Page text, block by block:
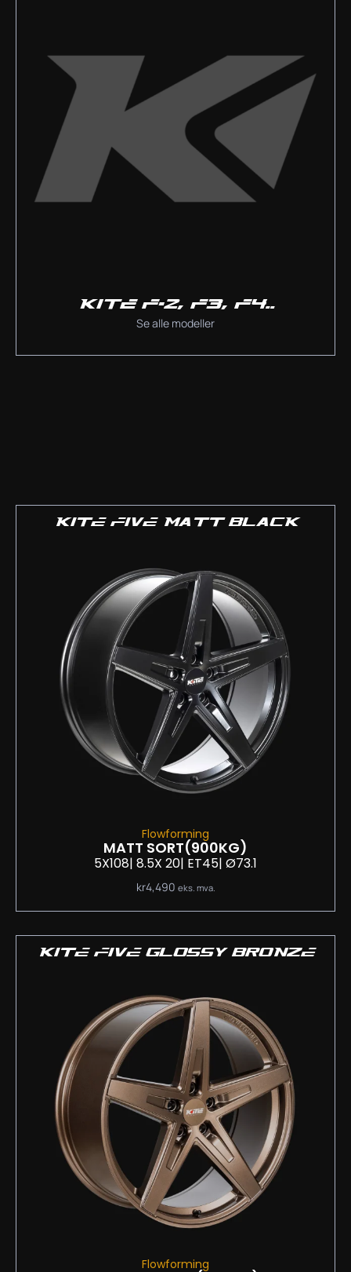
KITE F-2, F3, F4..
Se alle modeller
KITE FIVE MATT BLACK
Flowforming
MATT SORT(900KG)
5X108| 8.5X 20| ET45| Ø73.1
kr4,490 eks. mva.
KITE FIVE GLOSSY BRONZE
Flowforming